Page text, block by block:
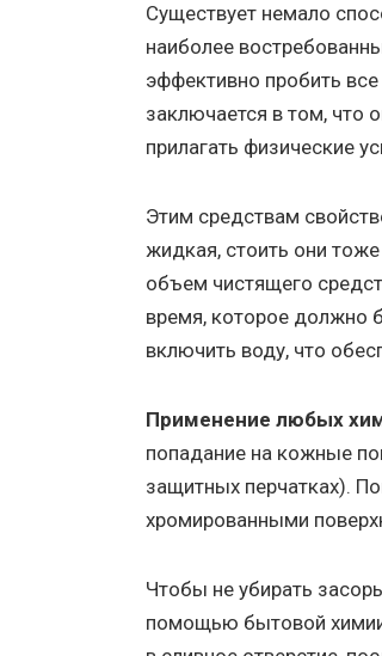
Существует немало
наиболее
эффективно пробить
заключается в том, что
прилагать физические
Этим средствам
жидкая, стоить они
объем чистящего
время, которое должно
включить воду, что
Применение любых
попадание на кожные
защитных перчатках).
хромированными
Чтобы не убирать
помощью бытовой